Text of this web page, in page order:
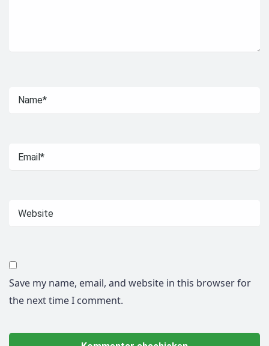
Save my name, email, and website in this browser for
the next time I comment.